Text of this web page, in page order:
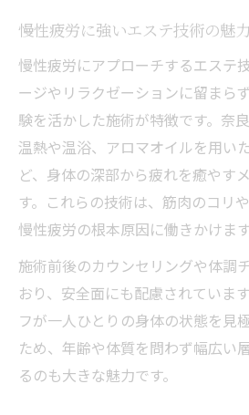
慢性疲労に強いエステ技術の魅
慢性疲労にアプローチするエステ
ージやリラクゼーションに留まら
験を活かした施術が特徴です。奈
温熱や温浴、アロマオイルを用い
ど、身体の深部から疲れを癒やす
す。これらの技術は、筋肉のコリ
慢性疲労の根本原因に働きかけます
施術前後のカウンセリングや体調
おり、安全面にも配慮されていま
フが一人ひとりの身体の状態を見
ため、年齢や体質を問わず幅広い
るのも大きな魅力です。